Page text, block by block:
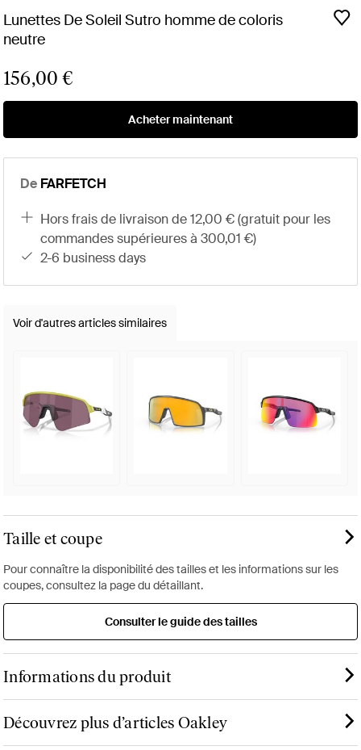
Lunettes De Soleil Sutro homme de coloris
neutre
156,00 €
Acheter maintenant
De FARFETCH
hors frais de livraison de 12,00 € (gratuit pour les
commandes supérieures à 300,01 €)
2-6 business days
Voir d'autres articles similaires
Taille et coupe
Pour connaître la disponibilité des tailles et les informations sur les
coupes, consultez la page du détaillant.
Consulter le guide des tailles
Informations du produit
Découvrez plus d’articles Oakley